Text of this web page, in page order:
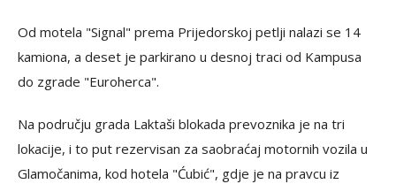
Od motela "Signal" prema Prijedorskoj petlji nalazi se 14
kamiona, a deset je parkirano u desnoj traci od Kampusa
do zgrade "Euroherca".
Na području grada Laktaši blokada prevoznika je na tri
lokacije, i to put rezervisan za saobraćaj motornih vozila u
Glamočanima, kod hotela "Ćubić", gdje je na pravcu iz